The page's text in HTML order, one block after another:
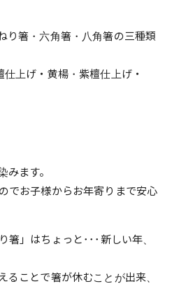
り箸・六角箸・八角箸の三種類
上げ・黄楊・紫檀仕上げ・
みます。
でお子様からお年寄りまで安心
箸」はちょっと･･･新しい年、
ることで箸が休むことが出来、